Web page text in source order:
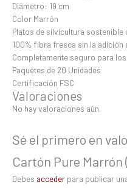
Diámetro: 19 cm
Color Marrón
Platos de silvicultura sostenible
100% fibra fresca sin la adición
Completamente seguro para
Paquetes de 20 Unidades
Certificación FSC
Valoraciones
No hay valoraciones aún.
Sé el primero en
Cartón Pure Marrón
Debes acceder para publicar